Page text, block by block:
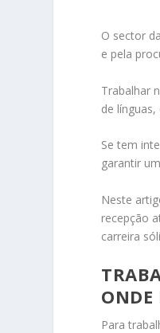
O sector
e pela
Trabalhar
de
Se tem
garantir
Neste
recepção
carreira
ONDE
Para